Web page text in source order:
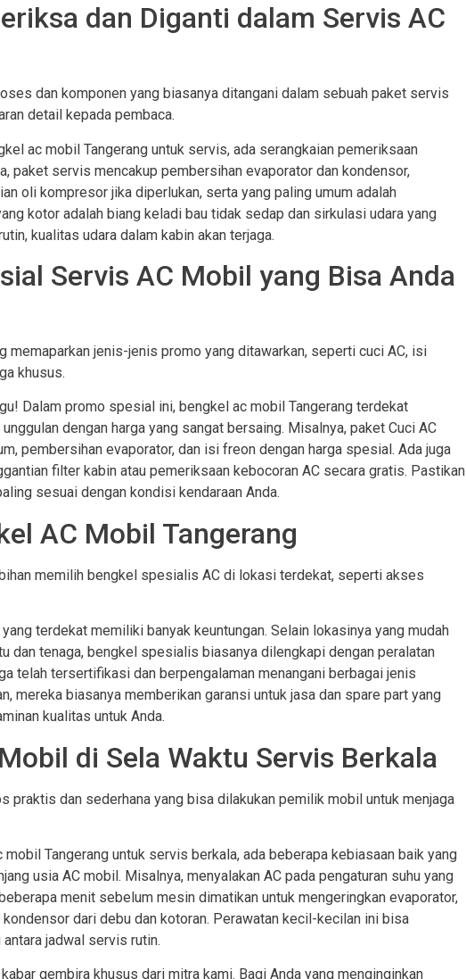
dan Diganti dalam Servis AC
dan komponen yang biasanya ditangani dalam sebuah paket servis
detail kepada pembaca.
ac mobil Tangerang untuk servis, ada serangkaian pemeriksaan
paket servis mencakup pembersihan evaporator dan kondensor,
oli kompresor jika diperlukan, serta yang paling umum adalah
kotor adalah biang keladi bau tidak sedap dan sirkulasi udara yang
kualitas udara dalam kabin akan terjaga.
Servis AC Mobil yang Bisa Anda
memaparkan jenis-jenis promo yang ditawarkan, seperti cuci AC, isi
khusus.
Dalam promo spesial ini, bengkel ac mobil Tangerang terdekat
dengan harga yang sangat bersaing. Misalnya, paket Cuci AC
pembersihan evaporator, dan isi freon dengan harga spesial. Ada juga
filter kabin atau pemeriksaan kebocoran AC secara gratis. Pastikan
sesuai dengan kondisi kendaraan Anda.
AC Mobil Tangerang
memilih bengkel spesialis AC di lokasi terdekat, seperti akses
terdekat memiliki banyak keuntungan. Selain lokasinya yang mudah
dan tenaga, bengkel spesialis biasanya dilengkapi dengan peralatan
telah tersertifikasi dan berpengalaman menangani berbagai jenis
mereka biasanya memberikan garansi untuk jasa dan spare part yang
kualitas untuk Anda.
di Sela Waktu Servis Berkala
praktis dan sederhana yang bisa dilakukan pemilik mobil untuk menjaga
Tangerang untuk servis berkala, ada beberapa kebiasaan baik yang
usia AC mobil. Misalnya, menyalakan AC pada pengaturan suhu yang
menit sebelum mesin dimatikan untuk mengeringkan evaporator,
dari debu dan kotoran. Perawatan kecil-kecilan ini bisa
jadwal servis rutin.
gembira khusus dari mitra kami. Bagi Anda yang menginginkan